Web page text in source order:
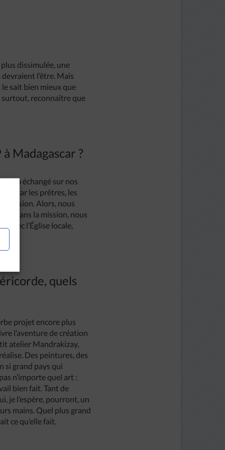
dissimulée, une
l’être. Mais
sait bien mieux que
surtout, reconnaître que
Madagascar ?
échangé sur nos
car les prêtres, les
mission. Alors, nous
dans la mission, nous
avec l’Église locale,
quels
projet encore plus
l’aventure de création
atelier Mandrakizay,
Des peintures, des
si grand pays qui
n’importe quel art :
bien fait. Tant de
je l’espère, pourront, un
mains. Quel plus grand
ce qu’elle fait.